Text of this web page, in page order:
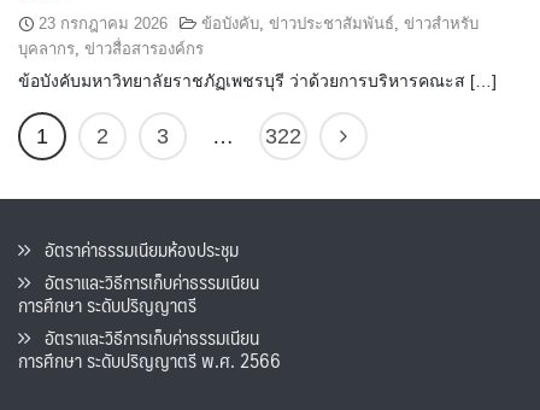
23 กรกฎาคม 2026 ข้อบังคับ ข่าวประชาสัมพันธ์ ข่าวสำหรับ
บุคลากร ข่าวสื่อสารองค์กร
ข้อบังคับมหาวิทยาลัยราชภัฏเพชรบุรี ว่าด้วยการบริหารคณะส […]
1 2 3 … 322
อัตราค่าธรรมเนียมห้องประชุม
อัตราและวิธีการเก็บค่าธรรมเนียน
การศึกษา ระดับปริญญาตรี
อัตราและวิธีการเก็บค่าธรรมเนียน
การศึกษา ระดับปริญญาตรี พ.ศ. 2566